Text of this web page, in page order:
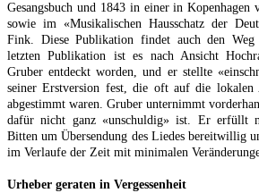
Gesangsbuch und 1843 in einer in Kopenhagen
sowie im «Musikalischen Hausschatz der
Fink. Diese Publikation findet auch den
letzten Publikation ist es nach Ansicht
Gruber entdeckt worden, und er stellte
seiner Erstversion fest, die oft auf die lokalen
abgestimmt waren. Gruber unternimmt
dafür nicht ganz «unschuldig» ist. Er erfüllt
Bitten um Übersendung des Liedes bereitwillig
im Verlaufe der Zeit mit minimalen
Urheber geraten in Vergessenheit